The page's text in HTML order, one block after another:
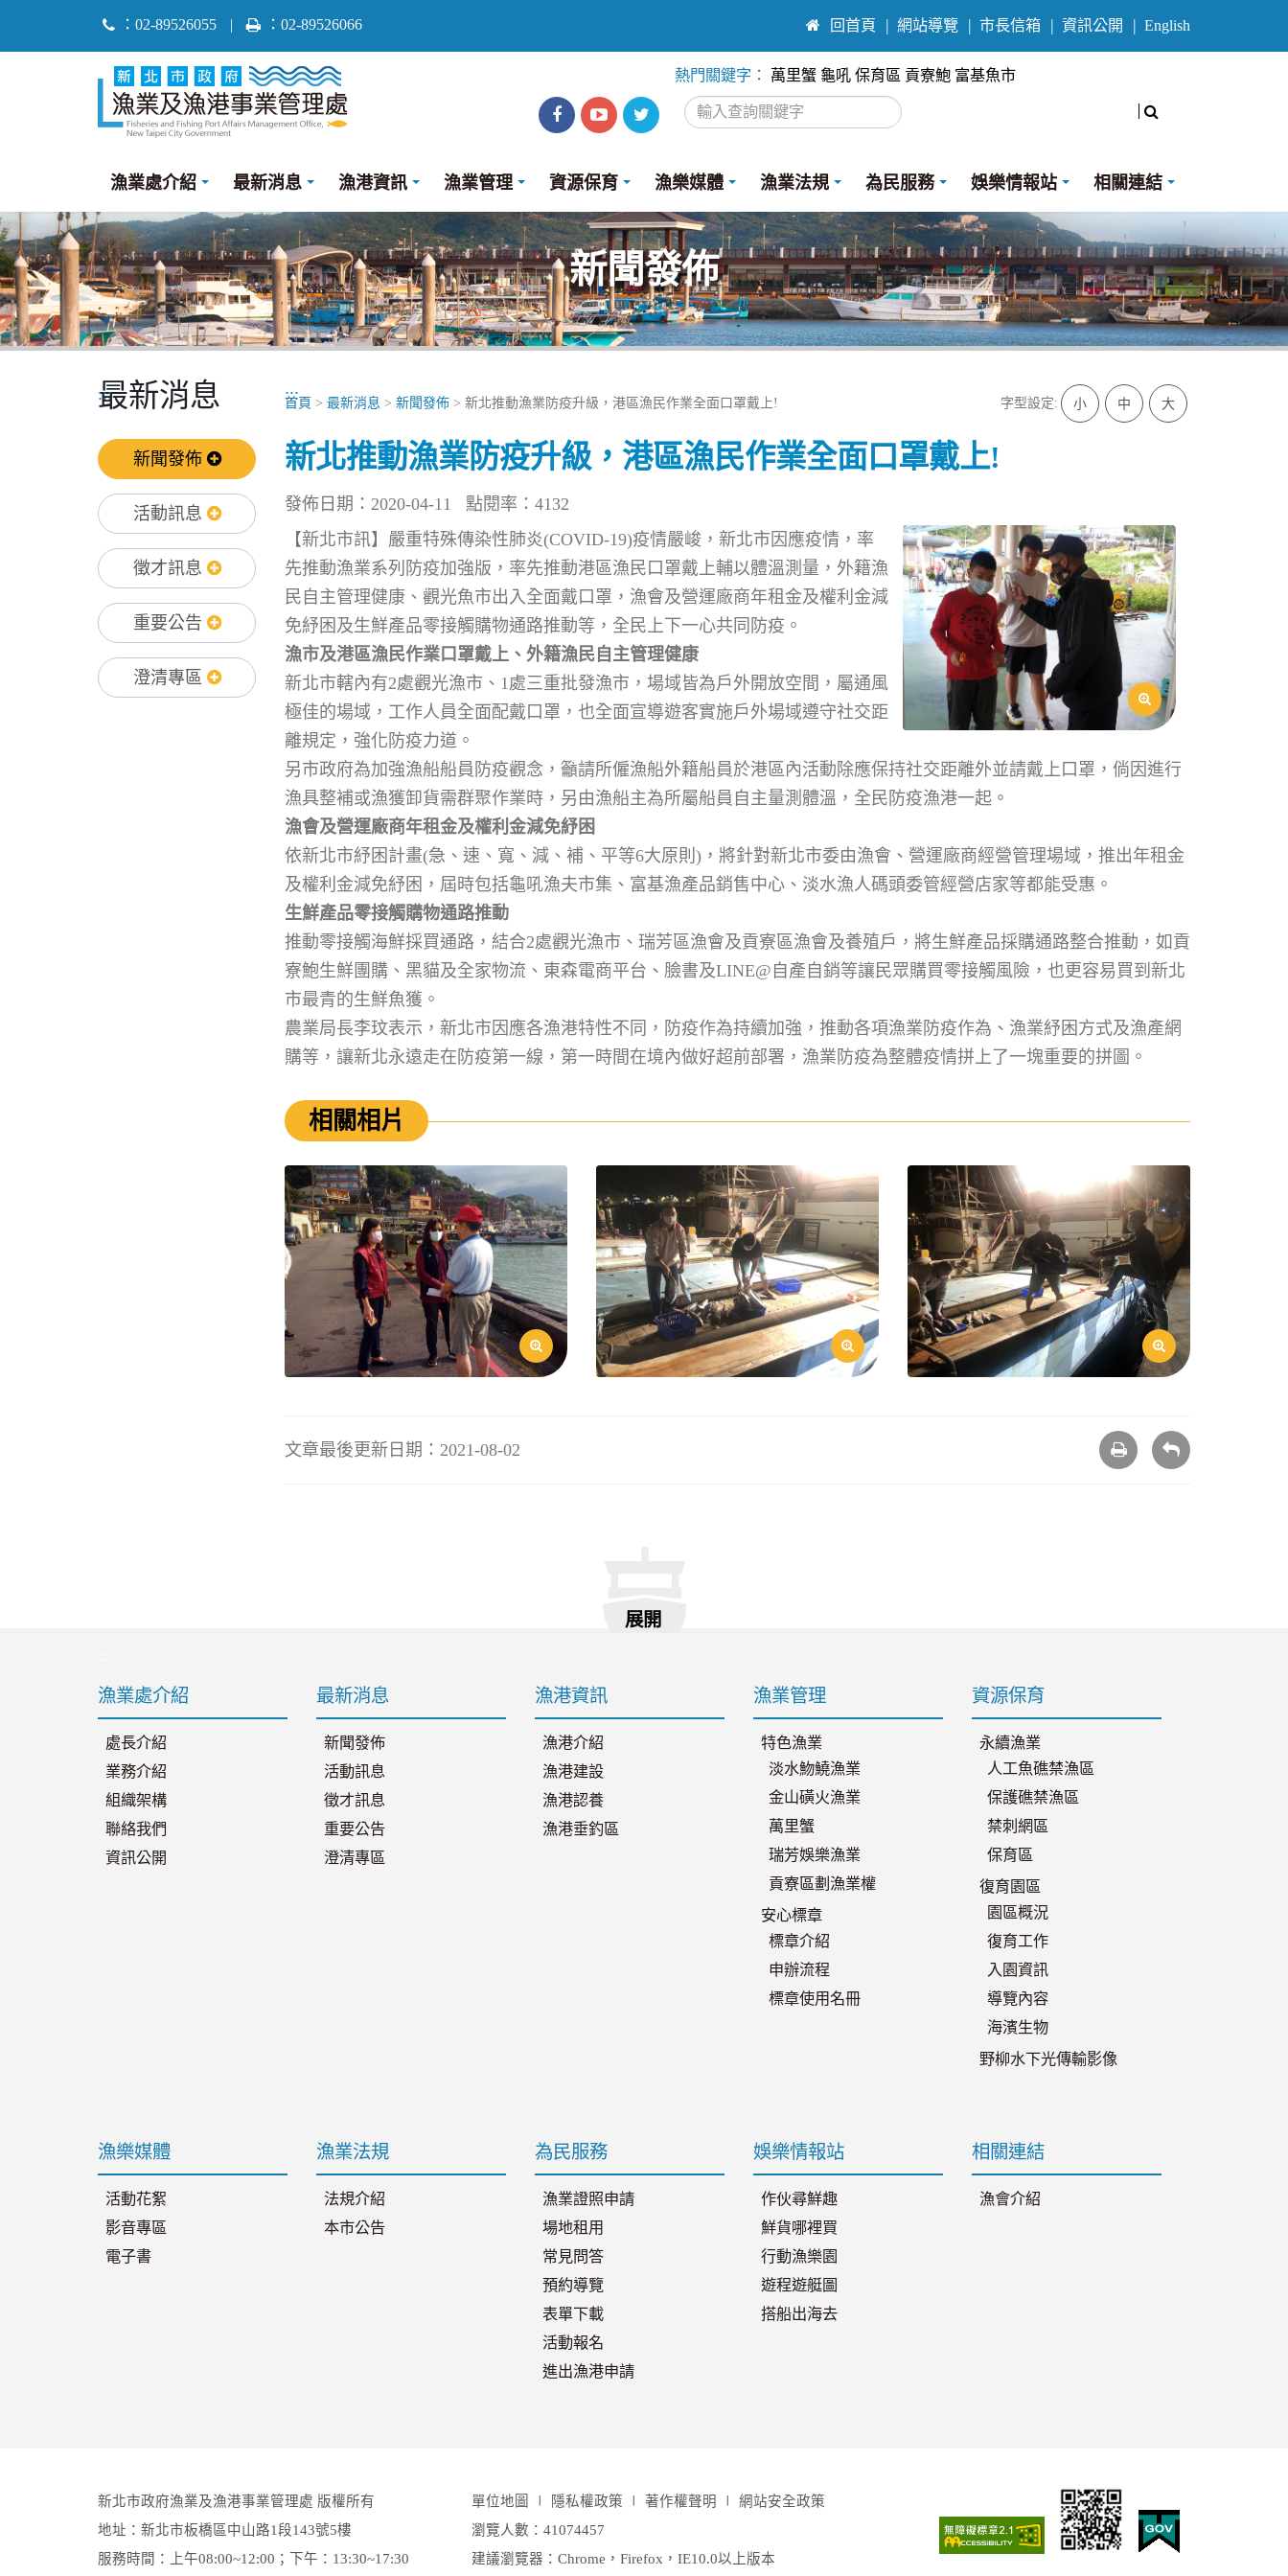
：02-89526055 | ：02-89526066 回首頁 網站導覽 市長信箱 資訊公開 English
漁
處
facebook
漁
處
youtube
Twitter
熱門關鍵字： 萬里蟹 龜吼 保育區 貢寮鮑 富基魚市
漁業處介紹 最新消息 漁港資訊 漁業管理 資源保育 漁樂媒體 漁業法規 為民服務 娛樂情報站 相關連結
新聞發佈
:::
最新消息
新聞發佈
活動訊息
徵才訊息
重要公告
澄清專區
:::
首頁 > 最新消息 > 新聞發佈 > 新北推動漁業防疫升級，港區漁民作業全面口罩戴上! 字型設定: 大
中
小
新北推動漁業防疫升級，港區漁民作業全面口罩戴上!
發佈日期：2020-04-11
點閱率：4132
【新北市訊】嚴重特殊傳染性肺炎(COVID-19)疫情嚴峻，新北市因應疫情，率
先推動漁業系列防疫加強版，率先推動港區漁民口罩戴上輔以體溫測量，外籍漁
民自主管理健康、觀光魚市出入全面戴口罩，漁會及營運廠商年租金及權利金減
免紓困及生鮮產品零接觸購物通路推動等，全民上下一心共同防疫。
漁市及港區漁民作業口罩戴上、外籍漁民自主管理健康
新北市轄內有2處觀光漁市、1處三重批發漁市，場域皆為戶外開放空間，屬通風
極佳的場域，工作人員全面配戴口罩，也全面宣導遊客實施戶外場域遵守社交距
離規定，強化防疫力道。
另市政府為加強漁船船員防疫觀念，籲請所僱漁船外籍船員於港區內活動除應保持社交距離外並請戴上口罩，倘因進行
漁具整補或漁獲卸貨需群聚作業時，另由漁船主為所屬船員自主量測體溫，全民防疫漁港一起。
漁會及營運廠商年租金及權利金減免紓困
依新北市紓困計畫(急、速、寬、減、補、平等6大原則)，將針對新北市委由漁會、營運廠商經營管理場域，推出年租金
及權利金減免紓困，屆時包括龜吼漁夫市集、富基漁產品銷售中心、淡水漁人碼頭委管經營店家等都能受惠。
生鮮產品零接觸購物通路推動
推動零接觸海鮮採買通路，結合2處觀光漁市、瑞芳區漁會及貢寮區漁會及養殖戶，將生鮮產品採購通路整合推動，如貢
寮鮑生鮮團購、黑貓及全家物流、東森電商平台、臉書及LINE@自產自銷等讓民眾購買零接觸風險，也更容易買到新北
市最青的生鮮魚獲。
農業局長李玟表示，新北市因應各漁港特性不同，防疫作為持續加強，推動各項漁業防疫作為、漁業紓困方式及漁產網
購等，讓新北永遠走在防疫第一線，第一時間在境內做好超前部署，漁業防疫為整體疫情拼上了一塊重要的拼圖。
相關相片
文章最後更新日期：2021-08-02
列
回
展開
漁業處介紹
處長介紹
業務介紹
組織架構
聯絡我們
資訊公開
最新消息
新聞發佈
活動訊息
徵才訊息
重要公告
澄清專區
漁港資訊
漁港介紹
漁港建設
漁港認養
漁港垂釣區
漁業管理
特色漁業
淡水魩鱙漁業
金山磺火漁業
萬里蟹
瑞芳娛樂漁業
貢寮區劃漁業權
安心標章
標章介紹
申辦流程
標章使用名冊
資源保育
永續漁業
人工魚礁禁漁區
保護礁禁漁區
禁刺網區
保育區
復育園區
園區概況
復育工作
入園資訊
導覽內容
海濱生物
野柳水下光傳輸影像
漁樂媒體
活動花絮
影音專區
電子書
漁業法規
法規介紹
本市公告
為民服務
漁業證照申請
場地租用
常見問答
預約導覽
表單下載
活動報名
進出漁港申請
娛樂情報站
作伙尋鮮趣
鮮貨哪裡買
行動漁樂園
遊程遊艇圖
搭船出海去
相關連結
漁會介紹
新北市政府漁業及漁港事業管理處 版權所有
地址：新北市板橋區中山路1段143號5樓
服務時間：上午08:00~12:00；下午：13:30~17:30
單位地圖 ∣ 隱私權政策 ∣ 著作權聲明 ∣ 網站安全政策
瀏覽人數：41074457
建議瀏覽器：Chrome，Firefox，IE10.0以上版本